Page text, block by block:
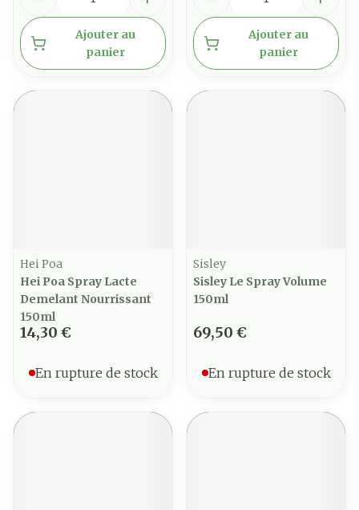
Ajouter au
panier
Ajouter au
panier
Hei Poa
Hei Poa Spray Lacte
Demelant Nourrissant
150ml
14,30 €
En rupture de stock
Sisley
Sisley Le Spray Volume
150ml
69,50 €
En rupture de stock